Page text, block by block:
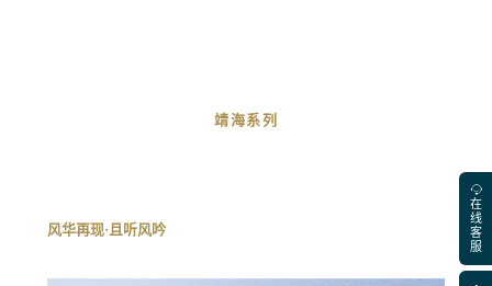
靖海系列
风华再现·且听风吟
在
线
客
服